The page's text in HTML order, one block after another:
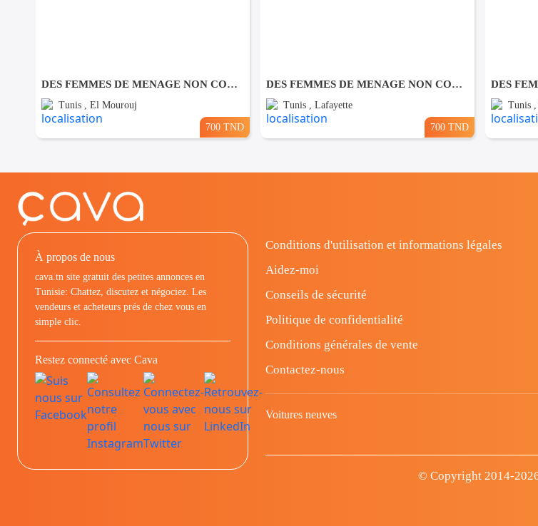
DES FEMMES DE MENAGE NON COUCHANTES A El Mourouj
Tunis , El Mourouj
700 TND
DES FEMMES DE MENAGE NON COUCHANTES A Lafayette
Tunis , Lafayette
700 TND
Tunis
À propos de nous
cava.tn site gratuit des petites annonces en
Tunisie: Chattez, discutez et négociez. Les
vendeurs et acheteurs prés de chez vous en
simple clic.
Restez connecté avec Cava
Conditions d'utilisation et informations légales
Aidez-moi
Conseils de sécurité
Politique de confidentialité
Conditions générales de vente
Contactez-nous
Voitures neuves
© Copyright 2014-